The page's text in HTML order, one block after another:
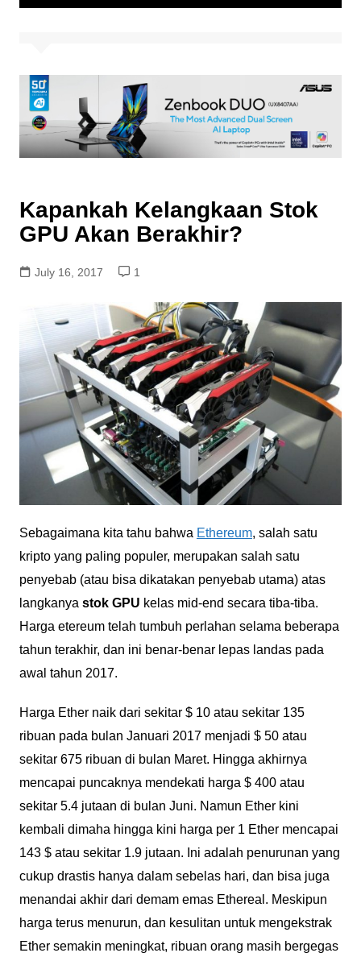
Kapankah Kelangkaan Stok
GPU Akan Berakhir?
July 16, 2017 1
Sebagaimana kita tahu bahwa Ethereum, salah satu
kripto yang paling populer, merupakan salah satu
penyebab (atau bisa dikatakan penyebab utama) atas
langkanya stok GPU kelas mid-end secara tiba-tiba.
Harga etereum telah tumbuh perlahan selama beberapa
tahun terakhir, dan ini benar-benar lepas landas pada
awal tahun 2017.
Harga Ether naik dari sekitar $ 10 atau sekitar 135
ribuan pada bulan Januari 2017 menjadi $ 50 atau
sekitar 675 ribuan di bulan Maret. Hingga akhirnya
mencapai puncaknya mendekati harga $ 400 atau
sekitar 5.4 jutaan di bulan Juni. Namun Ether kini
kembali dimaha hingga kini harga per 1 Ether mencapai
143 $ atau sekitar 1.9 jutaan. Ini adalah penurunan yang
cukup drastis hanya dalam sebelas hari, dan bisa juga
menandai akhir dari demam emas Ethereal. Meskipun
harga terus menurun, dan kesulitan untuk mengekstrak
Ether semakin meningkat, ribuan orang masih bergegas